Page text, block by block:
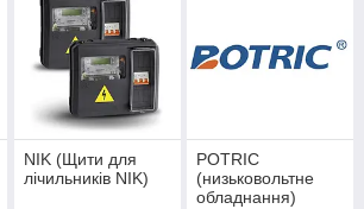
NIK (Щити для
лічильників NIK)
POTRIC
(низьковольтне
обладнання)